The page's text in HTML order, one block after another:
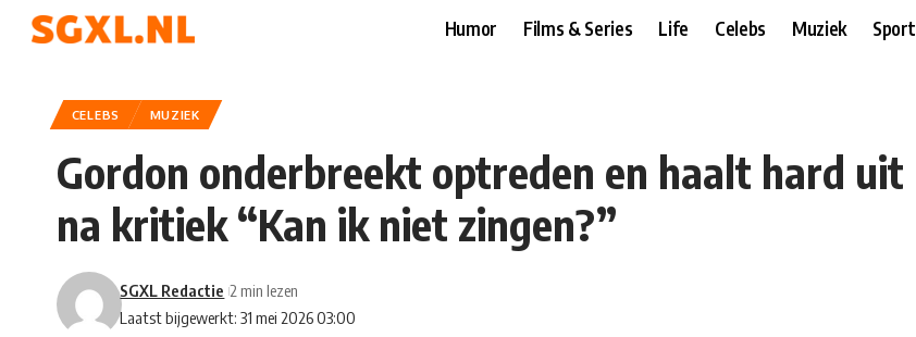
Humor Films & Series Life Celebs Muziek Sport
CELEBS MUZIEK
Gordon onderbreekt optreden en haalt hard uit
na kritiek “Kan ik niet zingen?”
Laatst bijgewerkt: 31 mei 2026 03:00
SGXL Redactie 2 min lezen